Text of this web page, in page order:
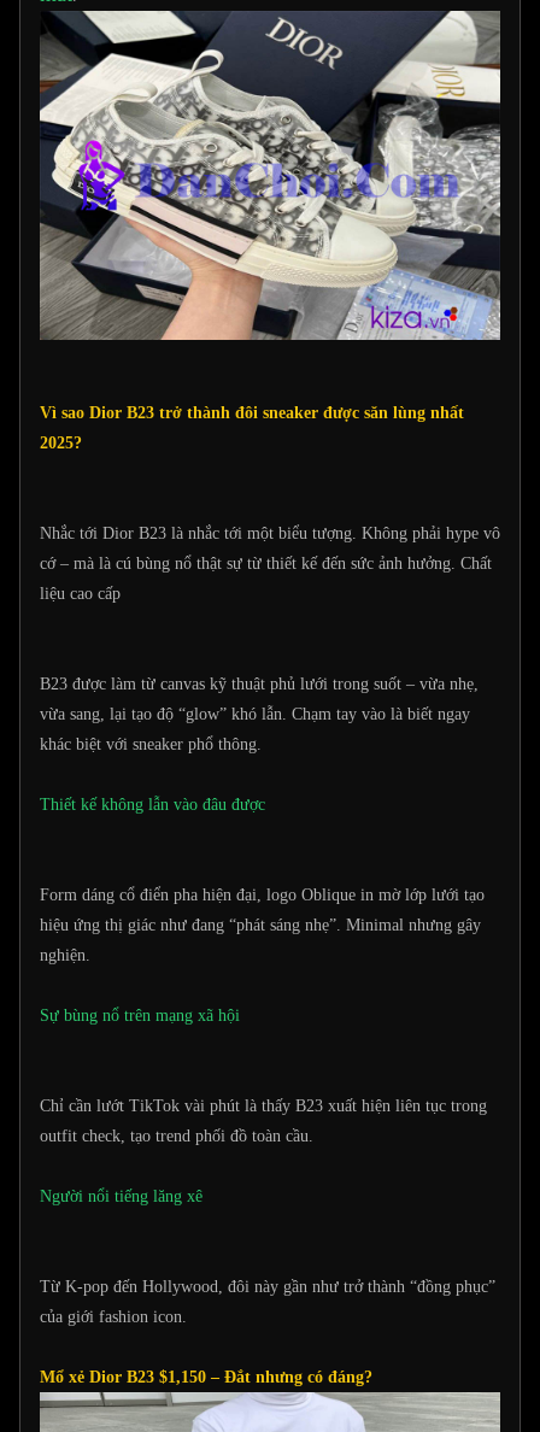
Vì sao Dior B23 trở thành đôi sneaker được săn lùng nhất
2025?
Nhắc tới Dior B23 là nhắc tới một biểu tượng. Không phải hype vô
cớ – mà là cú bùng nổ thật sự từ thiết kế đến sức ảnh hưởng. Chất
liệu cao cấp
B23 được làm từ canvas kỹ thuật phủ lưới trong suốt – vừa nhẹ,
vừa sang, lại tạo độ “glow” khó lẫn. Chạm tay vào là biết ngay
khác biệt với sneaker phổ thông.
Thiết kế không lẫn vào đâu được
Form dáng cổ điển pha hiện đại, logo Oblique in mờ lớp lưới tạo
hiệu ứng thị giác như đang “phát sáng nhẹ”. Minimal nhưng gây
nghiện.
Sự bùng nổ trên mạng xã hội
Chỉ cần lướt TikTok vài phút là thấy B23 xuất hiện liên tục trong
outfit check, tạo trend phối đồ toàn cầu.
Người nổi tiếng lăng xê
Từ K-pop đến Hollywood, đôi này gần như trở thành “đồng phục”
của giới fashion icon.
Mổ xẻ Dior B23 $1,150 – Đắt nhưng có đáng?